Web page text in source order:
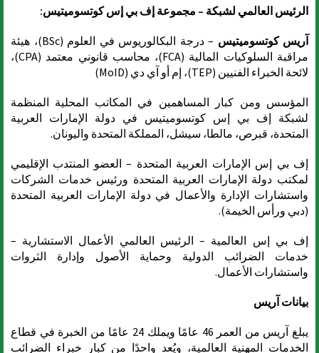
الرئيس العالمي لشبكة – مجموعة إف بي إس كوتسوميتيس:
آريس كوتسوميتيس
– درجة البكالوريوس في العلوم (BSc)، هيئة
مراقبة السلوكيات المالية (FCA)، محاسب قانوني معتمد (CPA)،
لائحة الخبراء الفنيين (TEP)، إم أو آي دي (MoID)
المؤسس ومن كبار المساهمين في المكاتب المحلية المنظمة
لشبكة إف بي إس كوتسوميتيس في دولة الإمارات العربية
المتحدة، قبرص، مالطا، سيشل، المملكة المتحدة واليونان.
إف بي إس الإمارات العربية المتحدة – العضو المنتدب الإقليمي
لمكتب دولة الإمارات العربية المتحدة ورئيس خدمات الشركات
واستشارات الإدارة والأعمال في دولة الإمارات العربية المتحدة
(دبي ورأس الخيمة).
إف بي إس العالمية – الرئيس العالمي الأعمال الاستشارية –
خدمات الضرائب الدولية وحماية الأصول وإدارة الثروات
واستشارات الأعمال.
بيانات آريس
يبلغ آريس من العمر 46 عامًا ويملك 24 عامًا من الخبرة في قطاع
الخدمات المهنية العالمية، ويُعد واحدًا من كبار خبراء الضرائب